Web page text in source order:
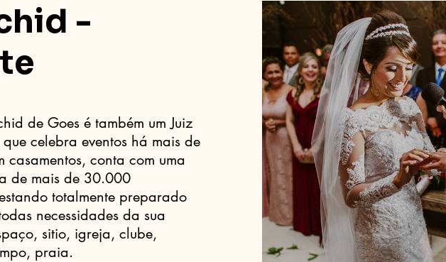
-
de Goes é também um Juiz
celebra eventos há mais de
casamentos, conta com uma
de mais de 30.000
totalmente preparado
necessidades da sua
sitio, igreja, clube,
praia.